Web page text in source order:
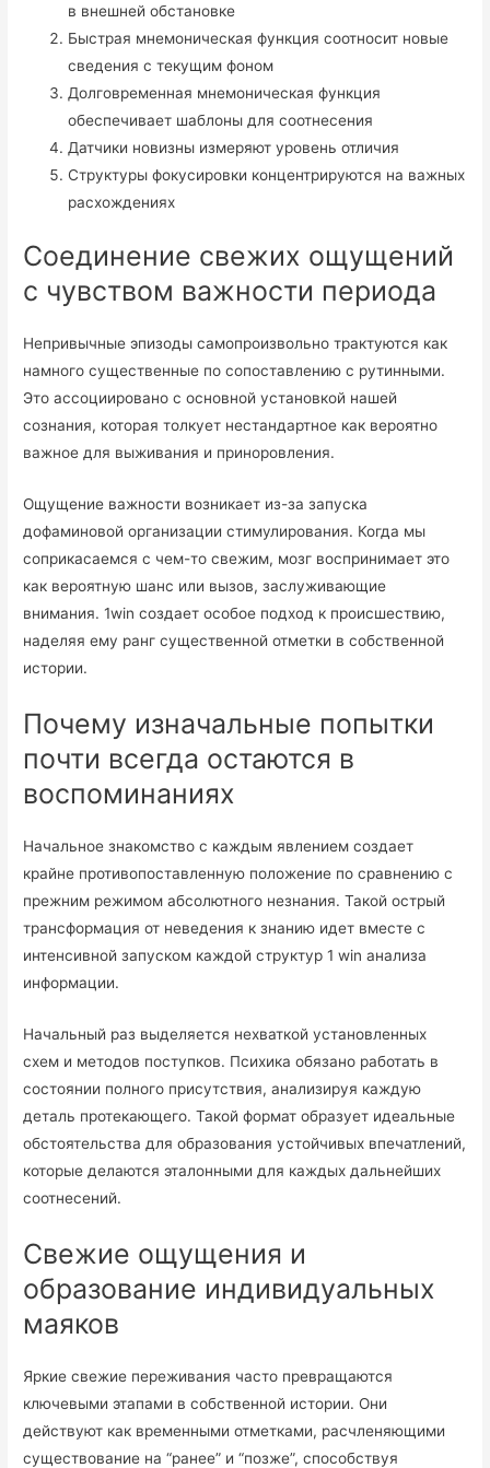
в внешней обстановке
Быстрая мнемоническая функция соотносит новые
сведения с текущим фоном
Долговременная мнемоническая функция
обеспечивает шаблоны для соотнесения
Датчики новизны измеряют уровень отличия
Структуры фокусировки концентрируются на важных
расхождениях
Соединение свежих ощущений
с чувством важности периода
Непривычные эпизоды самопроизвольно трактуются как
намного существенные по сопоставлению с рутинными.
Это ассоциировано с основной установкой нашей
сознания, которая толкует нестандартное как вероятно
важное для выживания и приноровления.
Ощущение важности возникает из-за запуска
дофаминовой организации стимулирования. Когда мы
соприкасаемся с чем-то свежим, мозг воспринимает это
как вероятную шанс или вызов, заслуживающие
внимания. 1win создает особое подход к происшествию,
наделяя ему ранг существенной отметки в собственной
истории.
Почему изначальные попытки
почти всегда остаются в
воспоминаниях
Начальное знакомство с каждым явлением создает
крайне противопоставленную положение по сравнению с
прежним режимом абсолютного незнания. Такой острый
трансформация от неведения к знанию идет вместе с
интенсивной запуском каждой структур 1 win анализа
информации.
Начальный раз выделяется нехваткой установленных
схем и методов поступков. Психика обязано работать в
состоянии полного присутствия, анализируя каждую
деталь протекающего. Такой формат образует идеальные
обстоятельства для образования устойчивых впечатлений,
которые делаются эталонными для каждых дальнейших
соотнесений.
Свежие ощущения и
образование индивидуальных
маяков
Яркие свежие переживания часто превращаются
ключевыми этапами в собственной истории. Они
действуют как временными отметками, расчленяющими
существование на “ранее” и “позже”, способствуя